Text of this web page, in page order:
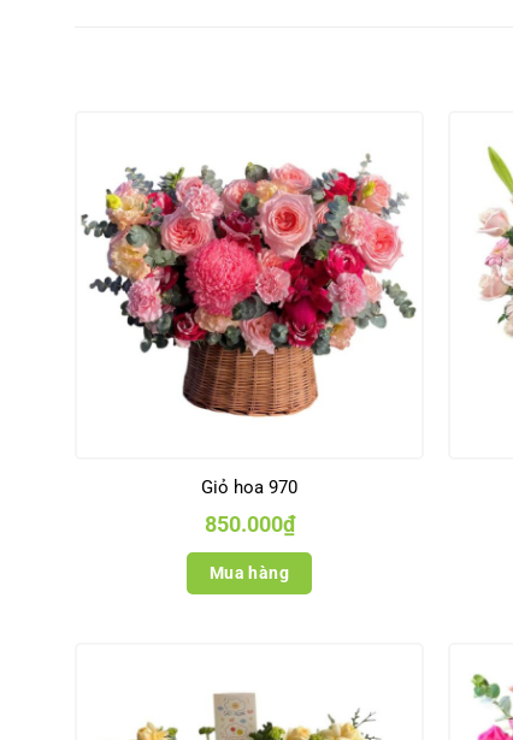
Giỏ hoa 970
850.000₫
Mua hàng